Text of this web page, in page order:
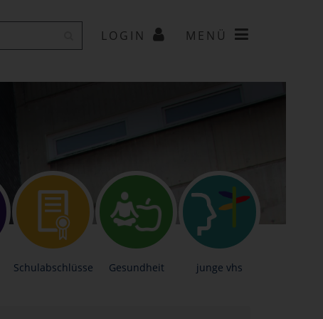
LOGIN MENÜ
Schulabschlüsse Gesundheit junge vhs